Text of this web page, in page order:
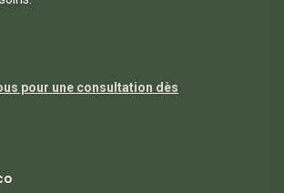
pour une consultation dès